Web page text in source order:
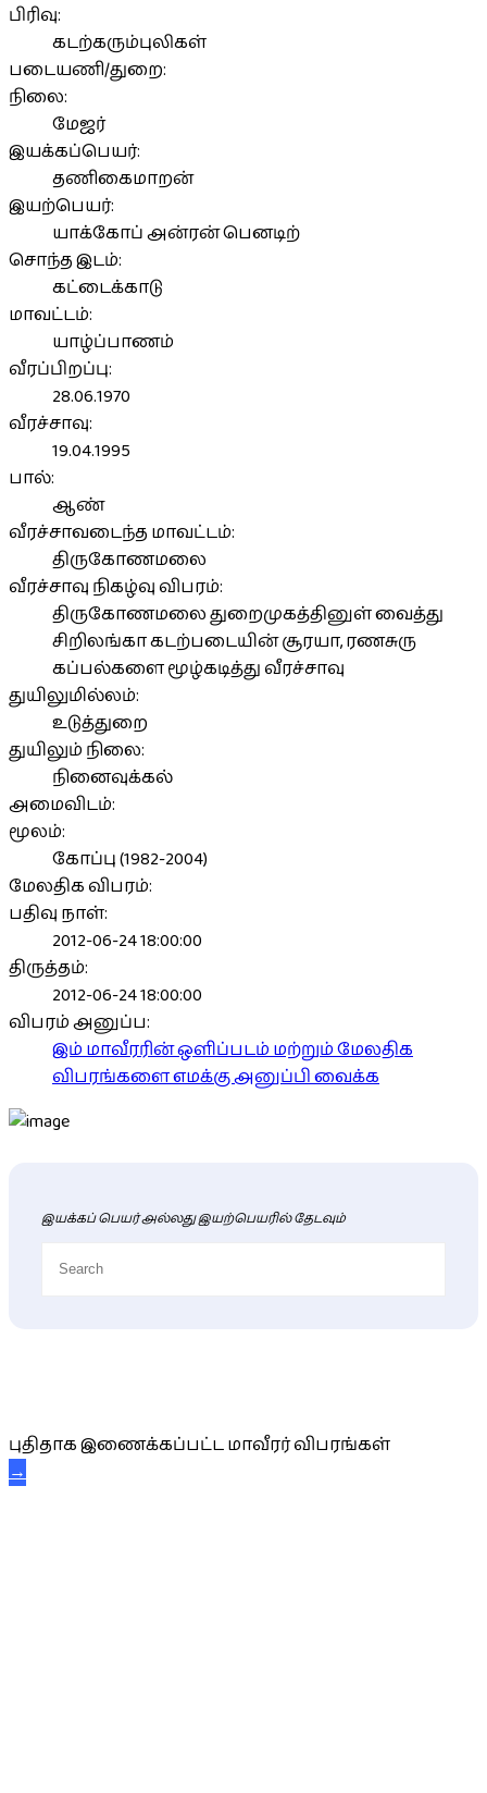
பிரிவு:
கடற்கரும்புலிகள்
படையணி/துறை:
நிலை:
மேஜர்
இயக்கப்பெயர்:
தணிகைமாறன்
இயற்பெயர்:
யாக்கோப் அன்ரன் பெனடிற்
சொந்த இடம்:
கட்டைக்காடு
மாவட்டம்:
யாழ்ப்பாணம்
வீரப்பிறப்பு:
28.06.1970
வீரச்சாவு:
19.04.1995
பால்:
ஆண்
வீரச்சாவடைந்த மாவட்டம்:
திருகோணமலை
வீரச்சாவு நிகழ்வு விபரம்:
திருகோணமலை துறைமுகத்தினுள் வைத்து
சிறிலங்கா கடற்படையின் சூரயா, ரணசுரு
கப்பல்களை மூழ்கடித்து வீரச்சாவு
துயிலுமில்லம்:
உடுத்துறை
துயிலும் நிலை:
நினைவுக்கல்
அமைவிடம்:
மூலம்:
கோப்பு (1982-2004)
மேலதிக விபரம்:
பதிவு நாள்:
2012-06-24 18:00:00
திருத்தம்:
2012-06-24 18:00:00
விபரம் அனுப்ப:
இம் மாவீரரின் ஒளிப்படம் மற்றும் மேலதிக
விபரங்களை எமக்கு அனுப்பி வைக்க
இயக்கப் பெயர் அல்லது இயற்பெயரில் தேடவும்
புதிதாக இணைக்கப்பட்ட மாவீரர் விபரங்கள்
→